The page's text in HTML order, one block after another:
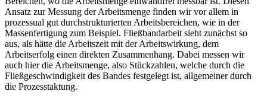
Ansatz zur Messung der Arbeitsmenge finden wir vor allem in
prozessual gut durchstrukturierten Arbeitsbereichen, wie in der
Massenfertigung zum Beispiel. Fließbandarbeit sieht zunächst so
aus, als hätte die Arbeitszeit mit der Arbeitswirkung, dem
Arbeitserfolg einen direkten Zusammenhang. Dabei messen wir
auch hier die Arbeitsmenge, also Stückzahlen, welche durch die
Fließgeschwindigkeit des Bandes festgelegt ist, allgemeiner durch
die Prozesstaktung.